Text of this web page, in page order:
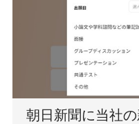
朝日新聞に当社